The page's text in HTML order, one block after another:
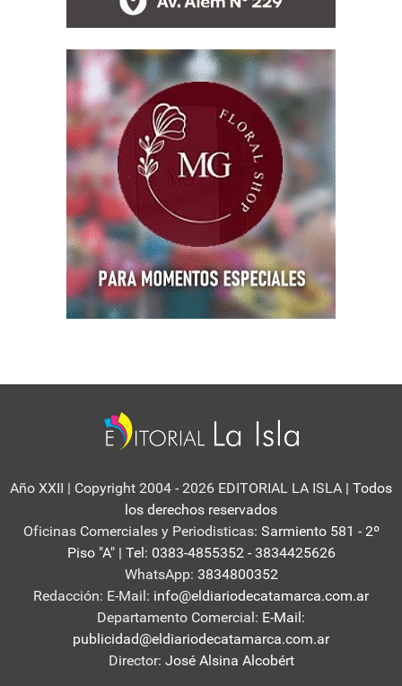
Año XXII | Copyright 2004 - 2026 EDITORIAL LA ISLA | Todos
los derechos reservados
Oficinas Comerciales y Periodisticas: Sarmiento 581 - 2º
Piso "A" | Tel: 0383-4855352 - 3834425626
WhatsApp: 3834800352
Redacción: E-Mail: info@eldiariodecatamarca.com.ar
Departamento Comercial: E-Mail:
publicidad@eldiariodecatamarca.com.ar
Director: José Alsina Alcobért